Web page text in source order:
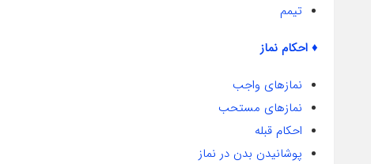
تیمم
♦ احکام نماز
نمازهای واجب
نمازهای مستحب
احکام قبله
پوشانیدن بدن در نماز